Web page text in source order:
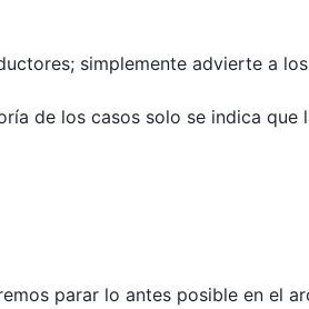
simplemente advierte a
de los casos solo se indica
parar lo antes posible en el